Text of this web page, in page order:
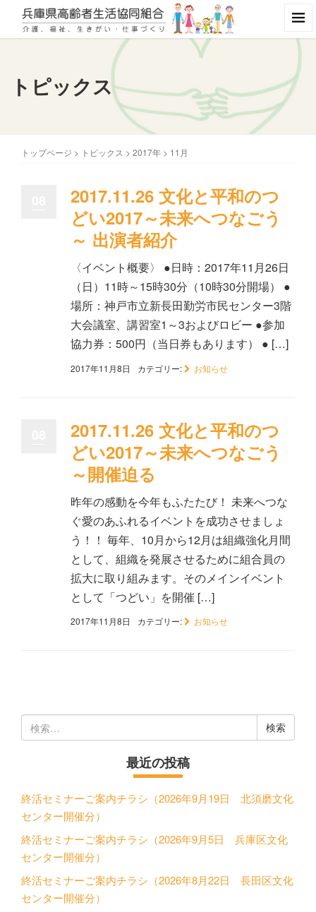
トピックス
トップページ > トピックス > 2017年 > 11月
2017.11.26 文化と平和のつ
どい2017～未来へつなごう
～ 出演者紹介
〈イベント概要〉 ●日時：2017年11月26日
（日）11時～15時30分（10時30分開場） ●
場所：神戸市立新長田勤労市民センター3階
大会議室、講習室1～3およびロビー ●参加
協力券：500円（当日券もあります） ● […]
2017年11月8日 カテゴリー: お知らせ
2017.11.26 文化と平和のつ
どい2017～未来へつなごう
～開催迫る
昨年の感動を今年もふたたび！ 未来へつな
ぐ愛のあふれるイベントを成功させましょ
う！！ 毎年、10月から12月は組織強化月間
として、組織を発展させるために組合員の
拡大に取り組みます。そのメインイベント
として「つどい」を開催 […]
2017年11月8日 カテゴリー: お知らせ
検
索:
最近の投稿
終活セミナーご案内チラシ（2026年9月19日 北須磨文化
センター開催分）
終活セミナーご案内チラシ（2026年9月5日 兵庫区文化
センター開催分）
終活セミナーご案内チラシ（2026年8月22日 長田区文化
センター開催分）